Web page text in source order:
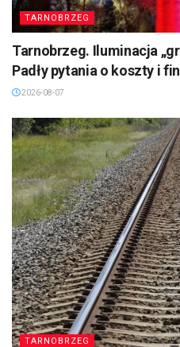
TARNOBRZEG
Tarnobrzeg. Iluminacja
Padły pytania o koszty i
2026-08-07
TARNOBRZEG